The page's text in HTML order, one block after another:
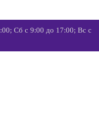
Сб с 9:00 до 17:00; Вс с